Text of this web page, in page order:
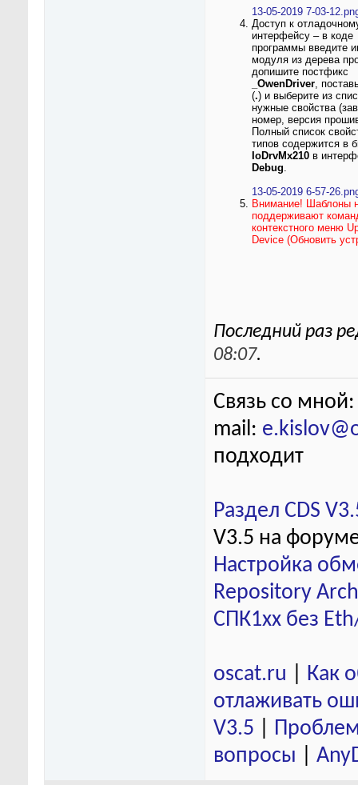
13-05-2019 7-03-
Доступ к
интерфейсу – в коде
программы введите
модуля из дерева
допишите постфикс
_OwenDriver,
(.) и выберите из
нужные свойства
номер, версия
Полный список
типов содержится в
IoDrvMx210в
Debug.
13-05-2019 6-57-
Внимание! Шаблоны
поддерживают
контекстного меню
Device (Обновить
Последний раз
08:07.
Связь со
mail:
подходит
Раздел CDS
V3.5 на
Настройка
Repository
СПК1хх без
oscat.ru
Как
отлаживать
V3.5
вопросы